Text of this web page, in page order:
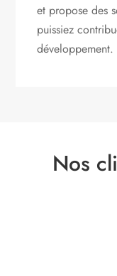
et propose des
puissiez
développement.
Nos